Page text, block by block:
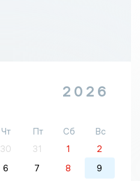
2026
Чт Пт Сб
Вс
30 31 1
2
6 7 8
9